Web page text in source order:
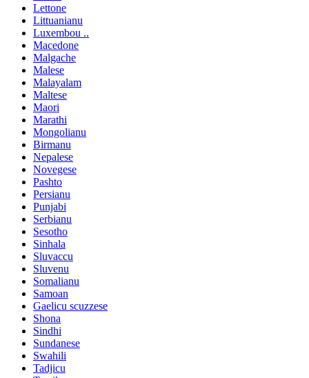
Lettone
Littuanianu
Luxembou ..
Macedone
Malgache
Malese
Malayalam
Maltese
Maori
Marathi
Mongolianu
Birmanu
Nepalese
Novegese
Pashto
Persianu
Punjabi
Serbianu
Sesotho
Sinhala
Sluvaccu
Sluvenu
Somalianu
Samoan
Gaelicu scuzzese
Shona
Sindhi
Sundanese
Swahili
Tadjicu